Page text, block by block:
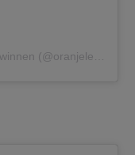
Een bericht gedeeld door OranjeLeeuwinnen (@oranjeleeuwinnen)